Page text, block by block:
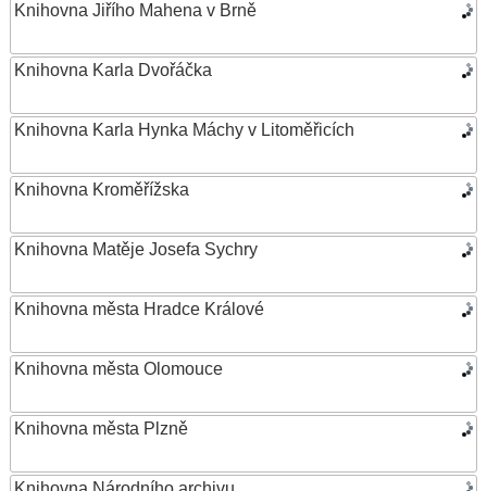
Knihovna Jiřího Mahena v Brně
Knihovna Karla Dvořáčka
Knihovna Karla Hynka Máchy v Litoměřicích
Knihovna Kroměřížska
Knihovna Matěje Josefa Sychry
Knihovna města Hradce Králové
Knihovna města Olomouce
Knihovna města Plzně